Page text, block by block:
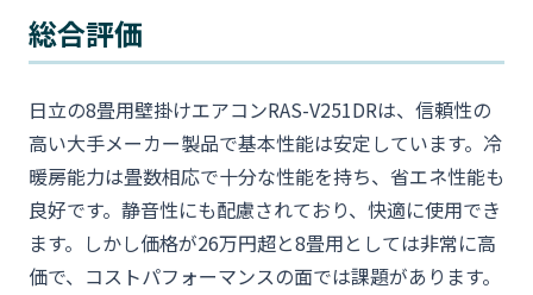
総合評価
日立の8畳用壁掛けエアコンRAS-V251DRは、信頼性の
高い大手メーカー製品で基本性能は安定しています。冷
暖房能力は畳数相応で十分な性能を持ち、省エネ性能も
良好です。静音性にも配慮されており、快適に使用でき
ます。しかし価格が26万円超と8畳用としては非常に高
価で、コストパフォーマンスの面では課題があります。